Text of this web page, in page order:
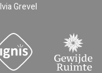
Grevel